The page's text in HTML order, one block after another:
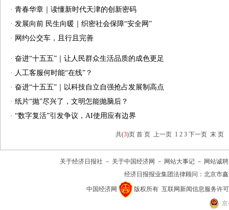
· 青春华章｜读懂新时代天津的创新密码
· 发展向前 民生向暖｜织密社会保障“安全网”
· 网约公交车，且行且完善
· 奋进“十五五”｜让人民群众生活品质的成色更足
· 人工客服何时能“在线”？
· 奋进“十五五”｜以科技自立自强抢占发展制高点
· 纸片“抛”尽兴了，文明怎能抛脑后？
· “数字复活”引发争议，AI使用应有边界
共(3)页 首 页 上一页 1 2 3 下一页 末 页
关于经济日报社 － 关于中国经济网 － 网站大事记 － 网站诚聘
经济日报报业集团法律顾问： 北京市
中国经济网 版权所有 互联网新闻信息服务许可
京